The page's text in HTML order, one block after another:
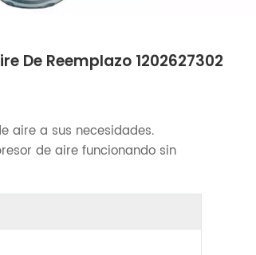
De Reemplazo 1202627302
aire a sus necesidades.
de aire funcionando sin